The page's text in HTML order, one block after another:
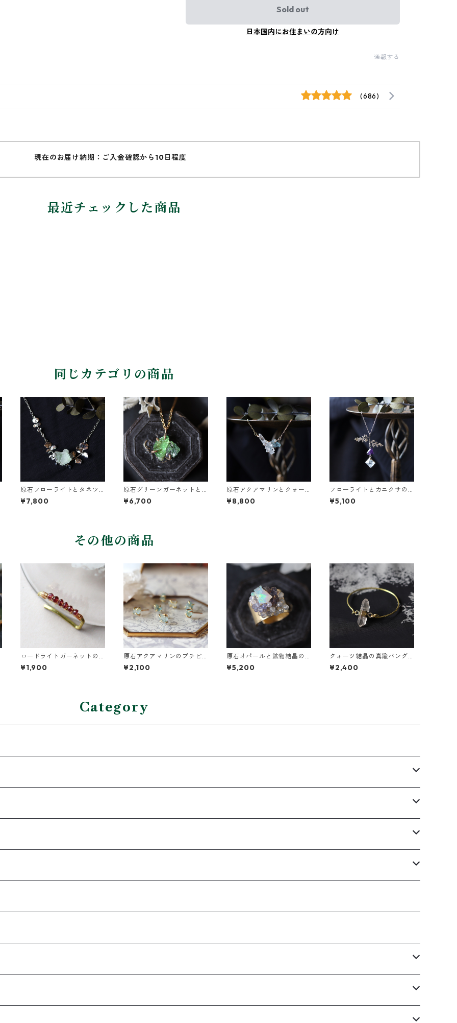
Sold out
日本国内にお住まいの方向け
通報する
(686)
現在のお届け納期：ご入金確認から10日程度
最近チェックした商品
同じカテゴリの商品
原石フローライトとタネツ
ケバナのネックレス
¥7,800
原石グリーンガーネットと
アパタイトのネックレス
¥6,700
原石アクアマリンとクォー
ツのネックレス
¥8,800
フローライトとカニクサの
葉ネックレス
¥5,100
その他の商品
ロードライトガーネットの
イヤーカフ（インダストリ
アル風）
¥1,900
原石アクアマリンのプチピ
アス（一粒/片方）
¥2,100
原石オパールと鉱物結晶の
真鍮幅広イヤーカフ
¥5,200
クォーツ結晶の真鍮バング
ル
¥2,400
Category